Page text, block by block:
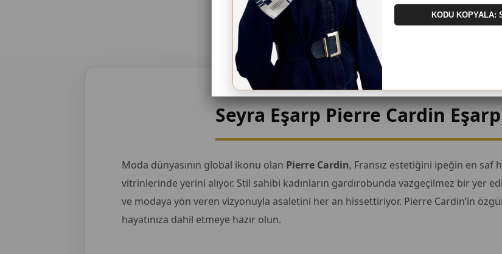
Seyra Eşarp Pierre Cardin
Moda dünyasının global ikonu olan Pierre Cardin, Fransız estetiğini ipeğin en saf
vitrinlerinde yerini alıyor. Stil sahibi kadınların gardırobunda vazgeçilmez bir yer
ve modaya yön veren vizyonuyla asaletini her an hissettiriyor. Pierre Cardin’in
hayatınıza dahil etmeye hazır olun.
KODU KOPYALA: